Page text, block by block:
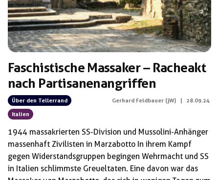
Faschistische Massaker – Racheakt
nach Partisanenangriffen
Über den Tellerrand
Italien
Gerhard Feldbauer (jW) 28.09.24
1944 massakrierten SS-Division und Mussolini-Anhänger
massenhaft Zivilisten in Marzabotto In ihrem Kampf
gegen Widerstandsgruppen begingen Wehrmacht und SS
in Italien schlimmste Greueltaten. Eine davon war das